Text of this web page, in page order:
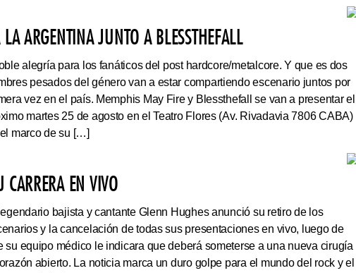
ARGENTINA JUNTO A BLESSTHEFALL
alegría para los fanáticos del post hardcore/metalcore. Y que es dos
pesados del género van a estar compartiendo escenario juntos por
vez en el país. Memphis May Fire y Blessthefall se van a presentar el
martes 25 de agosto en el Teatro Flores (Av. Rivadavia 7806 CABA)
marco de su […]
EN VIVO
bajista y cantante Glenn Hughes anunció su retiro de los
y la cancelación de todas sus presentaciones en vivo, luego de
su equipo médico le indicara que deberá someterse a una nueva cirugía
abierto. La noticia marca un duro golpe para el mundo del rock y el